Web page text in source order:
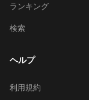
ランキング
検索
ヘルプ
利用規約